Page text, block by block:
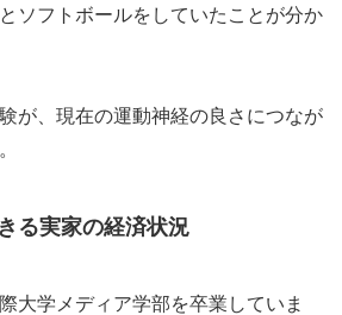
ソフトボールをしていたことが分か
が、現在の運動神経の良さにつなが
る実家の経済状況
大学メディア学部を卒業していま